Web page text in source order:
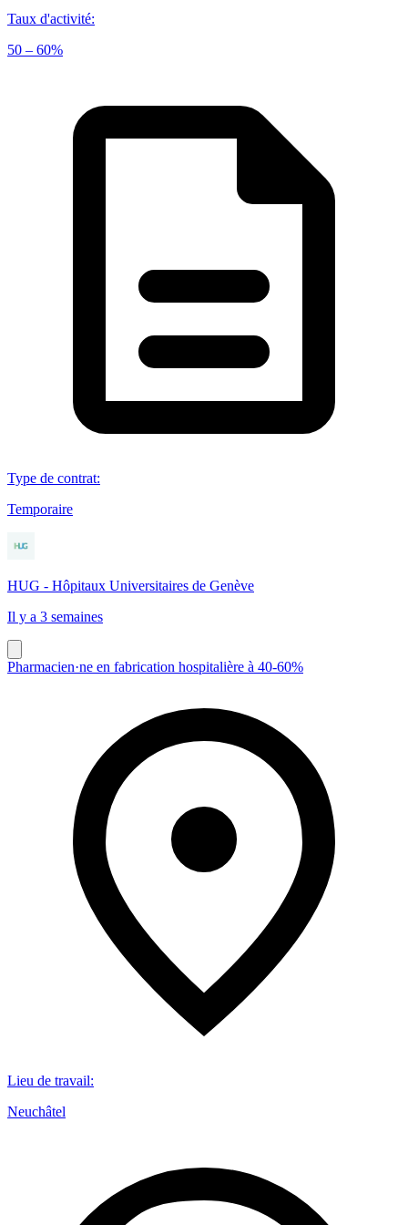
Taux d'activité:
50 – 60%
Type de contrat:
Temporaire
HUG - Hôpitaux Universitaires de Genève
Il y a 3 semaines
Pharmacien·ne en fabrication hospitalière à 40-60%
Lieu de travail:
Neuchâtel